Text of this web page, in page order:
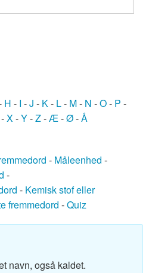
H - I -J - K- L- M- N -O- P -
-X-Y-Z-Æ-Ø-Å
- Måleenhed -
-
- Kemisk stof eller
fremmedord -Quiz
navn, også kaldet.